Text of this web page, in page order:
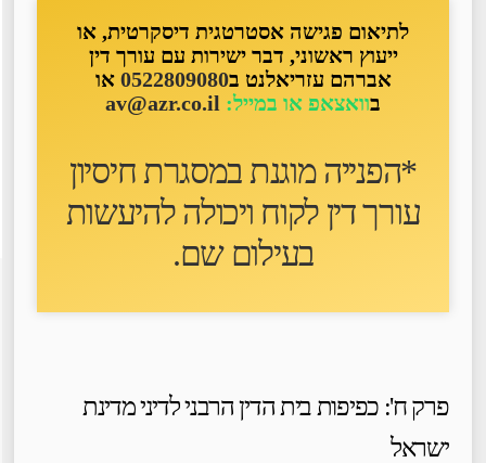
לתיאום פגישה אסטרטגית דיסקרטית, או
ייעוץ ראשוני, דבר ישירות עם עורך דין
אברהם עזריאלנט ב0522809080או
בוואצאפ או במייל:av@azr.co.il
*הפנייה מוגנת במסגרת חיסיון
עורך דין לקוח ו יכולה להיעשות
בעילום שם.
פרק ח': כפיפות בית הדין הרבני לדיני מדינת
ישראל